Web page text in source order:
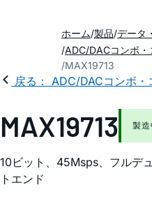
ホーム 製品 データ
ADC/DACコンボ・
MAX19713
戻る： ADC/DACコンボ・
MAX19713 製造
10ビット、45Msps、フルデ
トエンド